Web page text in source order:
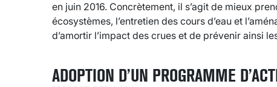
en juin 2016. Concrètement, il s’agit de mieux
écosystèmes, l’entretien des cours d’eau et
d’amortir l’impact des crues et de prévenir ainsi
ADOPTION D’UN PROGRAMME